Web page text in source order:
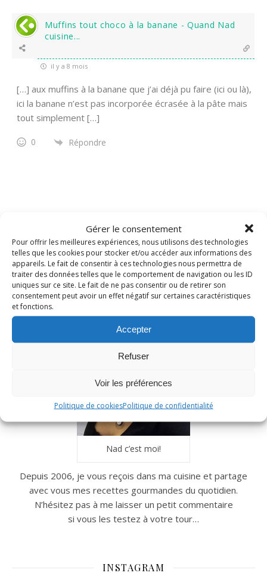
Gérer le consentement
Pour offrir les meilleures expériences, nous utilisons des technologies
telles que les cookies pour stocker et/ou accéder aux informations des
appareils. Le fait de consentir à ces technologies nous permettra de
traiter des données telles que le comportement de navigation ou les ID
uniques sur ce site. Le fait de ne pas consentir ou de retirer son
consentement peut avoir un effet négatif sur certaines caractéristiques
et fonctions.
Accepter
Refuser
Voir les préférences
Politique de cookiesPolitique de confidentialité
Muffins tout choco à la banane - Quand Nad
cuisine...
il y a 8 mois
[…] aux muffins à la banane que j’ai déjà pu faire (ici ou là),
ici la banane n’est pas incorporée écrasée à la pâte mais
tout simplement […]
0 Répondre
RECHERCHER
Nad c’est moi!
Depuis 2006, je vous reçois dans ma cuisine et partage
avec vous mes recettes gourmandes du quotidien.
N’hésitez pas à me laisser un petit commentaire
si vous les testez à votre tour…
INSTAGRAM